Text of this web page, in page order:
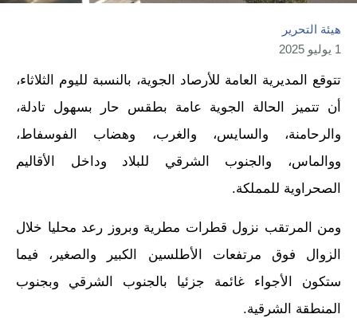
هيئة التحرير
1 يوليو 2025
تتوقع المديرية العامة للأرصاد الجوية، بالنسبة لليوم الثلاثاء،
أن تتميز الحالة الجوية عامة بطقس حار بسهول تادلة،
والرحامنة، والسايس، والغرب، وهضاب الفوسفاط،
ووالماس، والجنوب الشرقي للبلاد وداخل الأقاليم
الصحراوية للمملكة.
ومن المرتقب نزول قطرات مطرية وبروز رعد محليا خلال
الزوال فوق مرتفعات الأطلسين الكبير والصغير، فيما
ستكون الأجواء غائمة جزئيا بالجنوب الشرقي وبجنوب
المنطقة الشرقية.